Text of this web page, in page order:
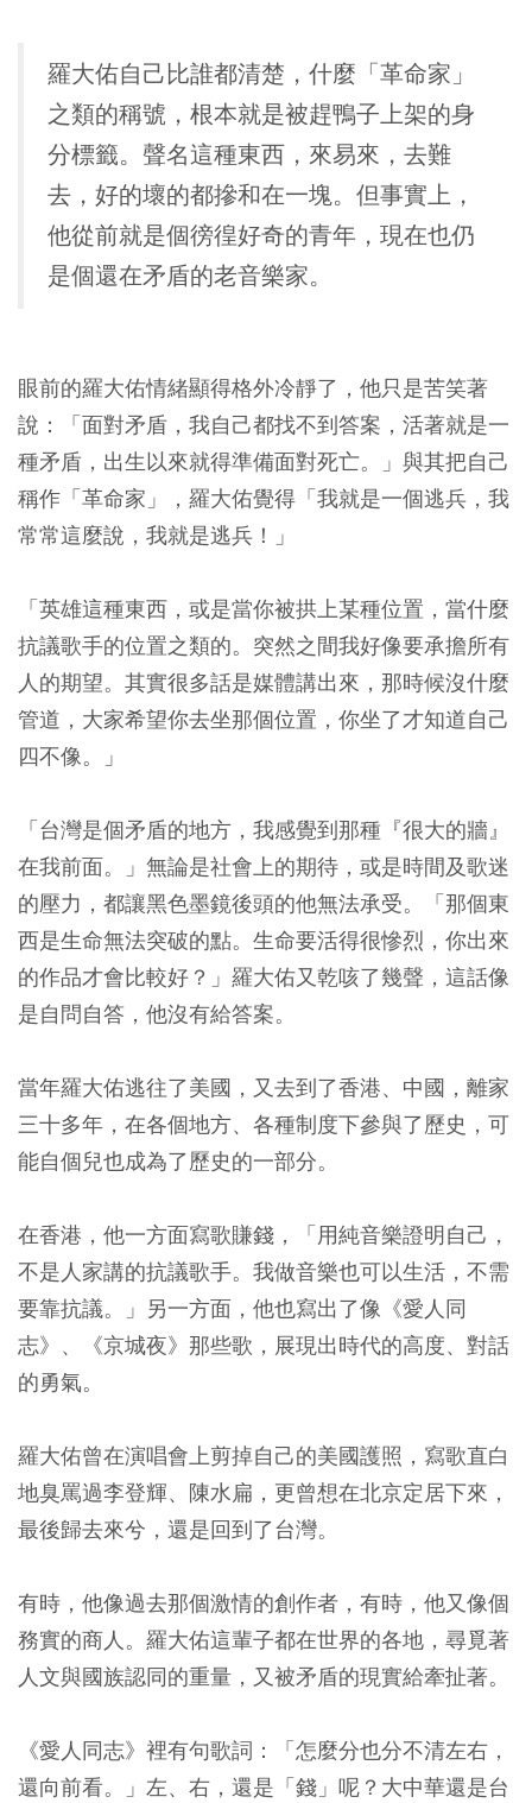
羅大佑自己比誰都清楚，什麼「革命家」
之類的稱號，根本就是被趕鴨子上架的身
分標籤。聲名這種東西，來易來，去難
去，好的壞的都摻和在一塊。但事實上，
他從前就是個徬徨好奇的青年，現在也仍
是個還在矛盾的老音樂家。
眼前的羅大佑情緒顯得格外冷靜了，他只是苦笑著
說：「面對矛盾，我自己都找不到答案，活著就是一
種矛盾，出生以來就得準備面對死亡。」與其把自己
稱作「革命家」，羅大佑覺得「我就是一個逃兵，我
常常這麼說，我就是逃兵！」
「英雄這種東西，或是當你被拱上某種位置，當什麼
抗議歌手的位置之類的。突然之間我好像要承擔所有
人的期望。其實很多話是媒體講出來，那時候沒什麼
管道，大家希望你去坐那個位置，你坐了才知道自己
四不像。」
「台灣是個矛盾的地方，我感覺到那種『很大的牆』
在我前面。」無論是社會上的期待，或是時間及歌迷
的壓力，都讓黑色墨鏡後頭的他無法承受。「那個東
西是生命無法突破的點。生命要活得很慘烈，你出來
的作品才會比較好？」羅大佑又乾咳了幾聲，這話像
是自問自答，他沒有給答案。
當年羅大佑逃往了美國，又去到了香港、中國，離家
三十多年，在各個地方、各種制度下參與了歷史，可
能自個兒也成為了歷史的一部分。
在香港，他一方面寫歌賺錢，「用純音樂證明自己，
不是人家講的抗議歌手。我做音樂也可以生活，不需
要靠抗議。」另一方面，他也寫出了像《愛人同
志》、《京城夜》那些歌，展現出時代的高度、對話
的勇氣。
羅大佑曾在演唱會上剪掉自己的美國護照，寫歌直白
地臭罵過李登輝、陳水扁，更曾想在北京定居下來，
最後歸去來兮，還是回到了台灣。
有時，他像過去那個激情的創作者，有時，他又像個
務實的商人。羅大佑這輩子都在世界的各地，尋覓著
人文與國族認同的重量，又被矛盾的現實給牽扯著。
《愛人同志》裡有句歌詞：「怎麼分也分不清左右，
還向前看。」左、右，還是「錢」呢？大中華還是台